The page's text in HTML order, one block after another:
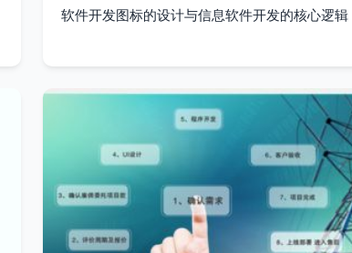
软件开发图标的设计与信息软件开发的核心逻辑